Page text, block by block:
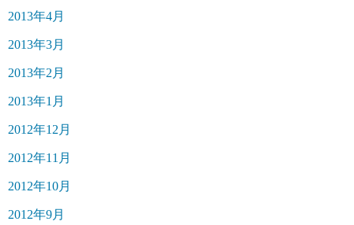
2013年4月
2013年3月
2013年2月
2013年1月
2012年12月
2012年11月
2012年10月
2012年9月